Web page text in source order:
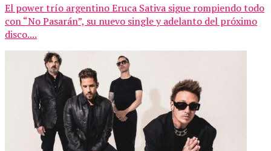
El power trío argentino Eruca Sativa sigue rompiendo todo
con “No Pasarán”, su nuevo single y adelanto del próximo
disco....